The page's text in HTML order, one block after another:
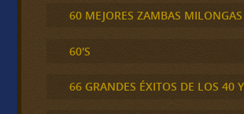
60 MEJORES ZAMBAS
60'S
66 GRANDES ÉXITOS DE LOS 40